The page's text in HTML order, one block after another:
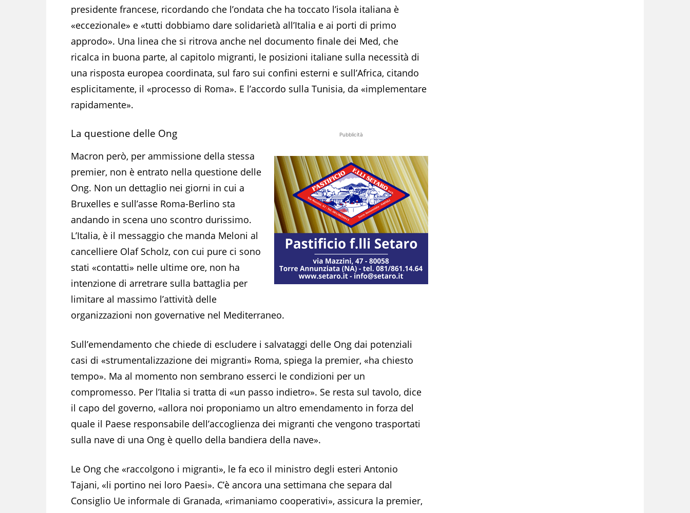
presidente francese, ricordando che l’ondata che ha toccato l’isola italiana è
«eccezionale» e «tutti dobbiamo dare solidarietà all’Italia e ai porti di primo
approdo». Una linea che si ritrova anche nel documento finale dei Med, che
ricalca in buona parte, al capitolo migranti, le posizioni italiane sulla necessità di
una risposta europea coordinata, sul faro sui confini esterni e sull’Africa, citando
esplicitamente, il «processo di Roma». E l’accordo sulla Tunisia, da «implementare
rapidamente».
Pubblicità
La questione delle Ong
Macron però, per ammissione della stessa
premier, non è entrato nella questione delle
Ong. Non un dettaglio nei giorni in cui a
Bruxelles e sull’asse Roma-Berlino sta
andando in scena uno scontro durissimo.
L’Italia, è il messaggio che manda Meloni al
cancelliere Olaf Scholz, con cui pure ci sono
stati «contatti» nelle ultime ore, non ha
intenzione di arretrare sulla battaglia per
limitare al massimo l’attività delle
organizzazioni non governative nel Mediterraneo.
Sull’emendamento che chiede di escludere i salvataggi delle Ong dai potenziali
casi di «strumentalizzazione dei migranti» Roma, spiega la premier, «ha chiesto
tempo». Ma al momento non sembrano esserci le condizioni per un
compromesso. Per l’Italia si tratta di «un passo indietro». Se resta sul tavolo, dice
il capo del governo, «allora noi proponiamo un altro emendamento in forza del
quale il Paese responsabile dell’accoglienza dei migranti che vengono trasportati
sulla nave di una Ong è quello della bandiera della nave».
Le Ong che «raccolgono i migranti», le fa eco il ministro degli esteri Antonio
Tajani, «li portino nei loro Paesi». C’è ancora una settimana che separa dal
Consiglio Ue informale di Granada, «rimaniamo cooperativi», assicura la premier,